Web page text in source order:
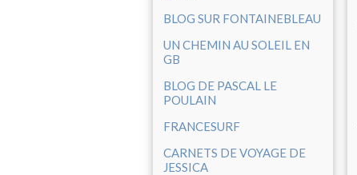
BLOG SUR FONTAINEBLEAU
UN CHEMIN AU SOLEIL EN
GB
BLOG DE PASCAL LE
POULAIN
FRANCESURF
CARNETS DE VOYAGE DE
JESSICA